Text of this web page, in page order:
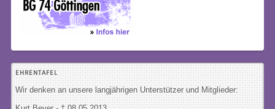
EHRENTAFEL
Wir denken an unsere langjährigen Unterstützer und Mitglieder: